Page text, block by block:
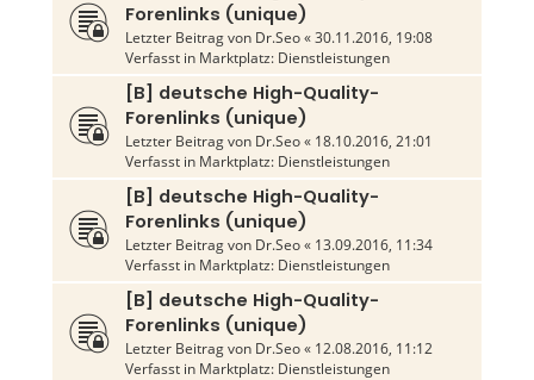
Forenlinks (unique)
Letzter Beitrag von Dr.Seo«30.11.2016, 19:08
Verfasst in Marktplatz: Dienstleistungen
[B] deutsche High-Quality-
Forenlinks (unique)
Letzter Beitrag von Dr.Seo« 18.10.2016, 21:01
Verfasst in Marktplatz: Dienstleistungen
[B] deutsche High-Quality-
Forenlinks (unique)
Letzter Beitrag von Dr.Seo« 13.09.2016, 11:34
Verfasst in Marktplatz: Dienstleistungen
[B] deutsche High-Quality-
Forenlinks (unique)
Letzter Beitrag von Dr.Seo« 12.08.2016, 11:12
Verfasst in Marktplatz: Dienstleistungen